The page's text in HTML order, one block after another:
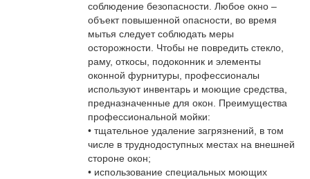
соблюдение безопасности. Любое окно –
объект повышенной опасности, во время
мытья следует соблюдать меры
осторожности. Чтобы не повредить стекло,
раму, откосы, подоконник и элементы
оконной фурнитуры, профессионалы
используют инвентарь и моющие средства,
предназначенные для окон. Преимущества
профессиональной мойки:
• тщательное удаление загрязнений, в том
числе в труднодоступных местах на внешней
стороне окон;
• использование специальных моющих